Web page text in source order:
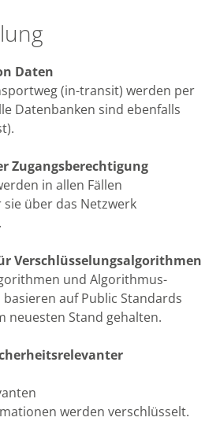
Daten
(in-transit) werden per
Datenbanken sind ebenfalls
Zugangsberechtigung
in allen Fällen
über das Netzwerk
Verschlüsselungsalgorithmen
und Algorithmus-
auf Public Standards
neuesten Stand gehalten.
werden verschlüsselt.